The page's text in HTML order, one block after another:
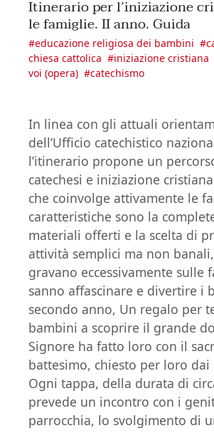
Itinerario per l’iniziazione
le famiglie. II anno. Guida
#educazione religiosa dei bambini #
chiesa cattolica #iniziazione cristiana
voi (opera) #catechismo
In linea con gli attuali
dell’Ufficio catechistico
l’itinerario propone un
catechesi e iniziazione
che coinvolge attivamente le
caratteristiche sono la
materiali offerti e la scelta di
attività semplici ma non
gravano eccessivamente sulle
sanno affascinare e divertire i
secondo anno, Un regalo per
bambini a scoprire il grande
Signore ha fatto loro con il
battesimo, chiesto per loro
Ogni tappa, della durata di
prevede un incontro con i
parrocchia, lo svolgimento di